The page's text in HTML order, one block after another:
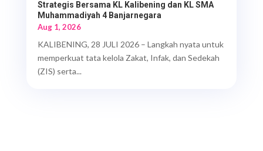
Strategis Bersama KL Kalibening dan KL SMA
Muhammadiyah 4 Banjarnegara
Aug 1, 2026
KALIBENING, 28 JULI 2026 – Langkah nyata untuk
memperkuat tata kelola Zakat, Infak, dan Sedekah
(ZIS) serta...